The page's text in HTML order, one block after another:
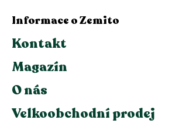
Informace o Zemito
Kontakt
Magazín
O nás
Velkoobchodní prodej